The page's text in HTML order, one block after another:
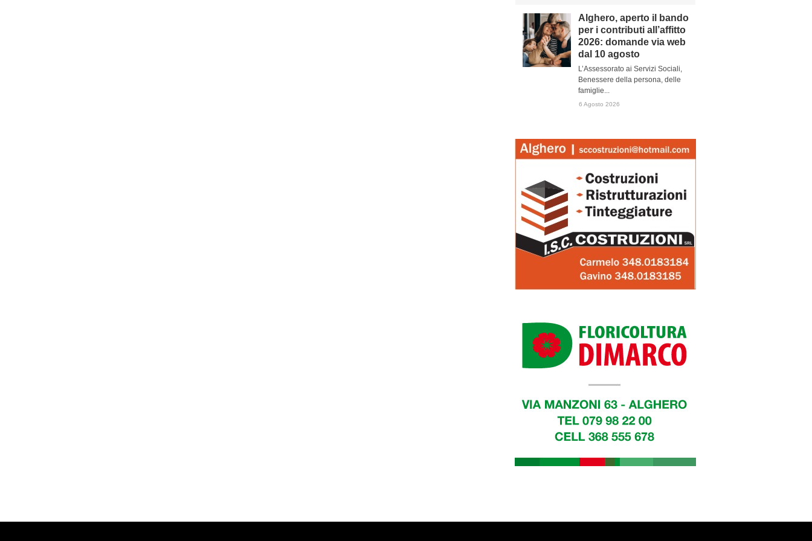
Alghero, aperto il bando
per i contributi all’affitto
2026: domande via web
dal 10 agosto
L’Assessorato ai Servizi Sociali,
Benessere della persona, delle
famiglie...
6 Agosto 2026